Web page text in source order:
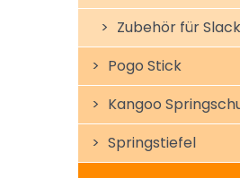
Zubehör für
Pogo Stick
Kangoo
Springstiefel